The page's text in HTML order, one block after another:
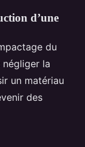
d’une
du
la
un matériau
des